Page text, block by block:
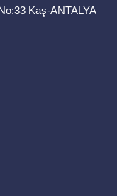
Kaş-ANTALYA